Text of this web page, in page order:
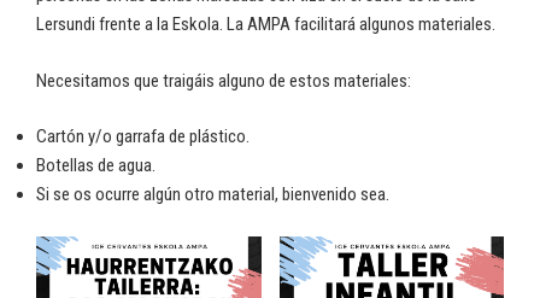
Lersundi frente a la Eskola. La AMPA facilitará algunos materiales.
Necesitamos que traigáis alguno de estos materiales:
Cartón y/o garrafa de plástico.
Botellas de agua.
Si se os ocurre algún otro material, bienvenido sea.